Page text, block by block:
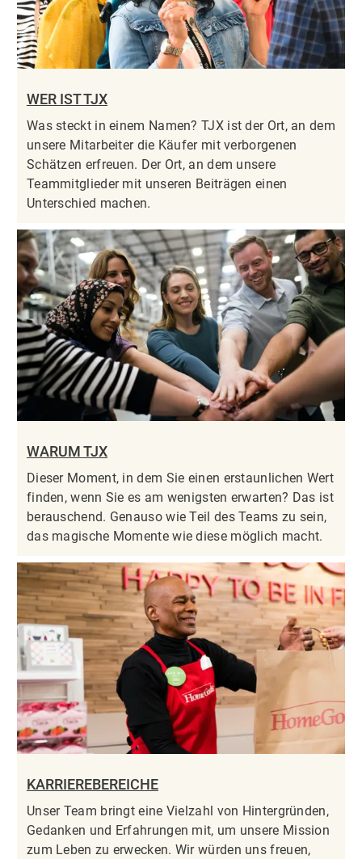
WER IST TJX
Was steckt in einem Namen? TJX ist der Ort, an dem
unsere Mitarbeiter die Käufer mit verborgenen
Schätzen erfreuen. Der Ort, an dem unsere
Teammitglieder mit unseren Beiträgen einen
Unterschied machen.
WARUM TJX
Dieser Moment, in dem Sie einen erstaunlichen Wert
finden, wenn Sie es am wenigsten erwarten? Das ist
berauschend. Genauso wie Teil des Teams zu sein,
das magische Momente wie diese möglich macht.
KARRIEREBEREICHE
Unser Team bringt eine Vielzahl von Hintergründen,
Gedanken und Erfahrungen mit, um unsere Mission
zum Leben zu erwecken. Wir würden uns freuen,